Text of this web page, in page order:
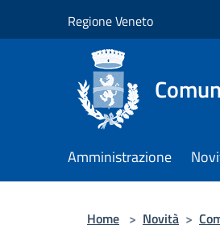
Regione Veneto
Amministrazione
Home > Novità >